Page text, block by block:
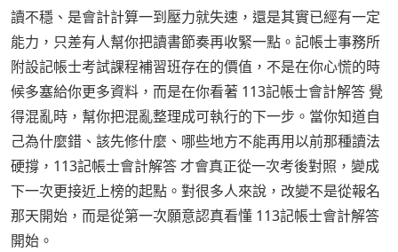
讀不穩、是會計計算一到壓力就失速，還是其實已經有一定
能力，只差有人幫你把讀書節奏再收緊一點。記帳士事務所
附設記帳士考試課程補習班存在的價值，不是在你心慌的時
候多塞給你更多資料，而是在你看著 113記帳士會計解答 覺
得混亂時，幫你把混亂整理成可執行的下一步。當你知道自
己為什麼錯、該先修什麼、哪些地方不能再用以前那種讀法
硬撐，113記帳士會計解答 才會真正從一次考後對照，變成
下一次更接近上榜的起點。對很多人來說，改變不是從報名
那天開始，而是從第一次願意認真看懂 113記帳士會計解答
開始。